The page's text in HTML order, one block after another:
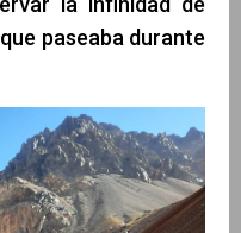
paseaba durante